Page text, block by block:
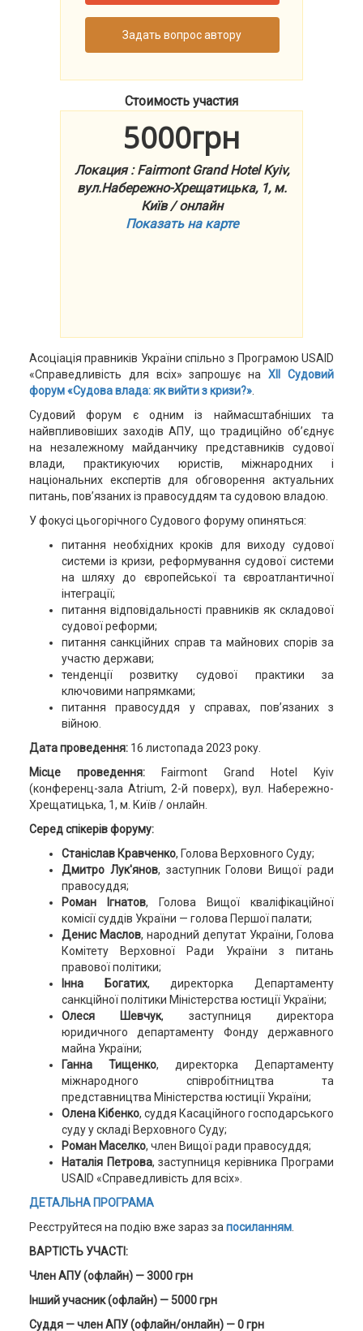
Задать вопрос автору
Стоимость участия
5000грн
Локация : Fairmont Grand Hotel Kyiv,
вул.Набережно-Хрещатицька, 1, м.
Київ / онлайн
Показать на карте
Асоціація правників України спільно з Програмою USAID
«Справедливість для всіх» запрошує наХІІ Судовий
форум «Судова влада: як вийти з кризи?».
Судовий форум є одним із наймасштабніших та
найвпливовіших заходів АПУ, що традиційно об’єднує
на незалежному майданчику представників судової
влади, практикуючих юристів, міжнародних і
національних експертів для обговорення актуальних
питань, пов’язаних із правосуддям та судовою владою.
У фокусі цьогорічного Судового форуму опиняться:
питання необхідних кроків для виходу судової
системи із кризи, реформування судової системи
на шляху до європейської та євроатлантичної
інтеграції;
питання відповідальності правників як складової
судової реформи;
питання санкційних справ та майнових спорів за
участю держави;
тенденції розвитку судової практики за
ключовими напрямками;
питання правосуддя у справах, пов’язаних з
війною.
Дата проведення: 16 листопада 2023 року.
Місце проведення:Fairmont Grand Hotel Kyiv
(конференц-зала Atrium, 2-й поверх), вул. Набережно-
Хрещатицька, 1, м. Київ / онлайн.
Серед спікерів форуму:
Станіслав Кравченко, Голова Верховного Суду;
Дмитро Лук'янов, заступник Голови Вищої ради
правосуддя;
Роман Ігнатов, Голова Вищої кваліфікаційної
комісії суддів України — голова Першої палати;
Денис Маслов, народний депутат України, Голова
Комітету Верховної Ради України з питань
правової політики;
Інна Богатих, директорка Департаменту
санкційної політики Міністерства юстиції України;
Олеся Шевчук, заступниця директора
юридичного департаменту Фонду державного
майна України;
Ганна Тищенко, директорка Департаменту
міжнародного співробітництва та
представництва Міністерства юстиції України;
Олена Кібенко, суддя Касаційного господарського
суду у складі Верховного Суду;
Роман Маселко, член Вищої ради правосуддя;
Наталія Петрова, заступниця керівника Програми
USAID «Справедливість для всіх».
ДЕТАЛЬНА ПРОГРАМА
Реєструйтеся на подію вже зараз за посиланням.
ВАРТІСТЬ УЧАСТІ:
Член АПУ (офлайн) — 3000 грн
Інший учасник (офлайн) — 5000 грн
Суддя — член АПУ (офлайн/онлайн) — 0 грн